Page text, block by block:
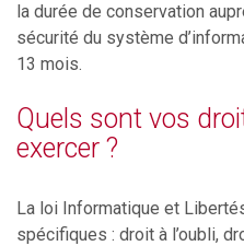
la durée de conservation
sécurité du système
13 mois.
Quels sont vos
exercer ?
La loi Informatique et
spécifiques : droit à l’oubli,